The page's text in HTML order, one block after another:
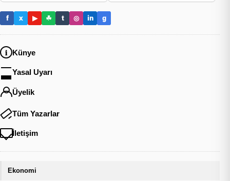
f x ▶ ☘ t ◎ in g
Künye
Yasal Uyarı
Üyelik
Tüm Yazarlar
İletişim
Ekonomi